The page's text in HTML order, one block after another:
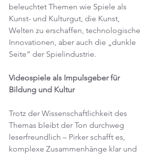
beleuchtet Themen wie Spiele als
Kunst- und Kulturgut, die Kunst,
Welten zu erschaffen, technologische
Innovationen, aber auch die „dunkle
Seite“ der Spielindustrie.
Videospiele als Impulsgeber für
Bildung und Kultur
Trotz der Wissenschaftlichkeit des
Themas bleibt der Ton durchweg
leserfreundlich – Pirker schafft es,
komplexe Zusammenhänge klar und